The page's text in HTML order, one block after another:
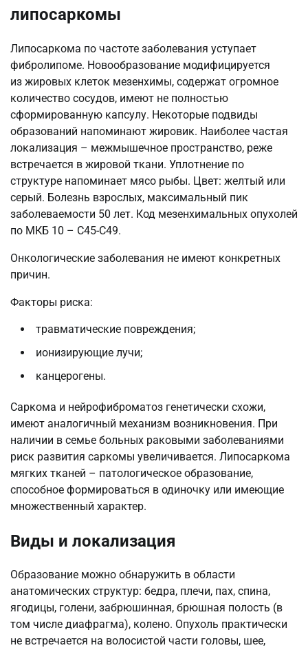
липосаркомы
Липосаркома по частоте заболевания уступает
фибролипоме. Новообразование модифицируется
из жировых клеток мезенхимы, содержат огромное
количество сосудов, имеют не полностью
сформированную капсулу. Некоторые подвиды
образований напоминают жировик. Наиболее частая
локализация – межмышечное пространство, реже
встречается в жировой ткани. Уплотнение по
структуре напоминает мясо рыбы. Цвет: желтый или
серый. Болезнь взрослых, максимальный пик
заболеваемости 50 лет. Код мезенхимальных опухолей
по МКБ 10 – С45-С49.
Онкологические заболевания не имеют конкретных
причин.
Факторы риска:
травматические повреждения;
ионизирующие лучи;
канцерогены.
Саркома и нейрофиброматоз генетически схожи,
имеют аналогичный механизм возникновения. При
наличии в семье больных раковыми заболеваниями
риск развития саркомы увеличивается. Липосаркома
мягких тканей – патологическое образование,
способное формироваться в одиночку или имеющие
множественный характер.
Виды и локализация
Образование можно обнаружить в области
анатомических структур: бедра, плечи, пах, спина,
ягодицы, голени, забрюшинная, брюшная полость (в
том числе диафрагма), колено. Опухоль практически
не встречается на волосистой части головы, шее,